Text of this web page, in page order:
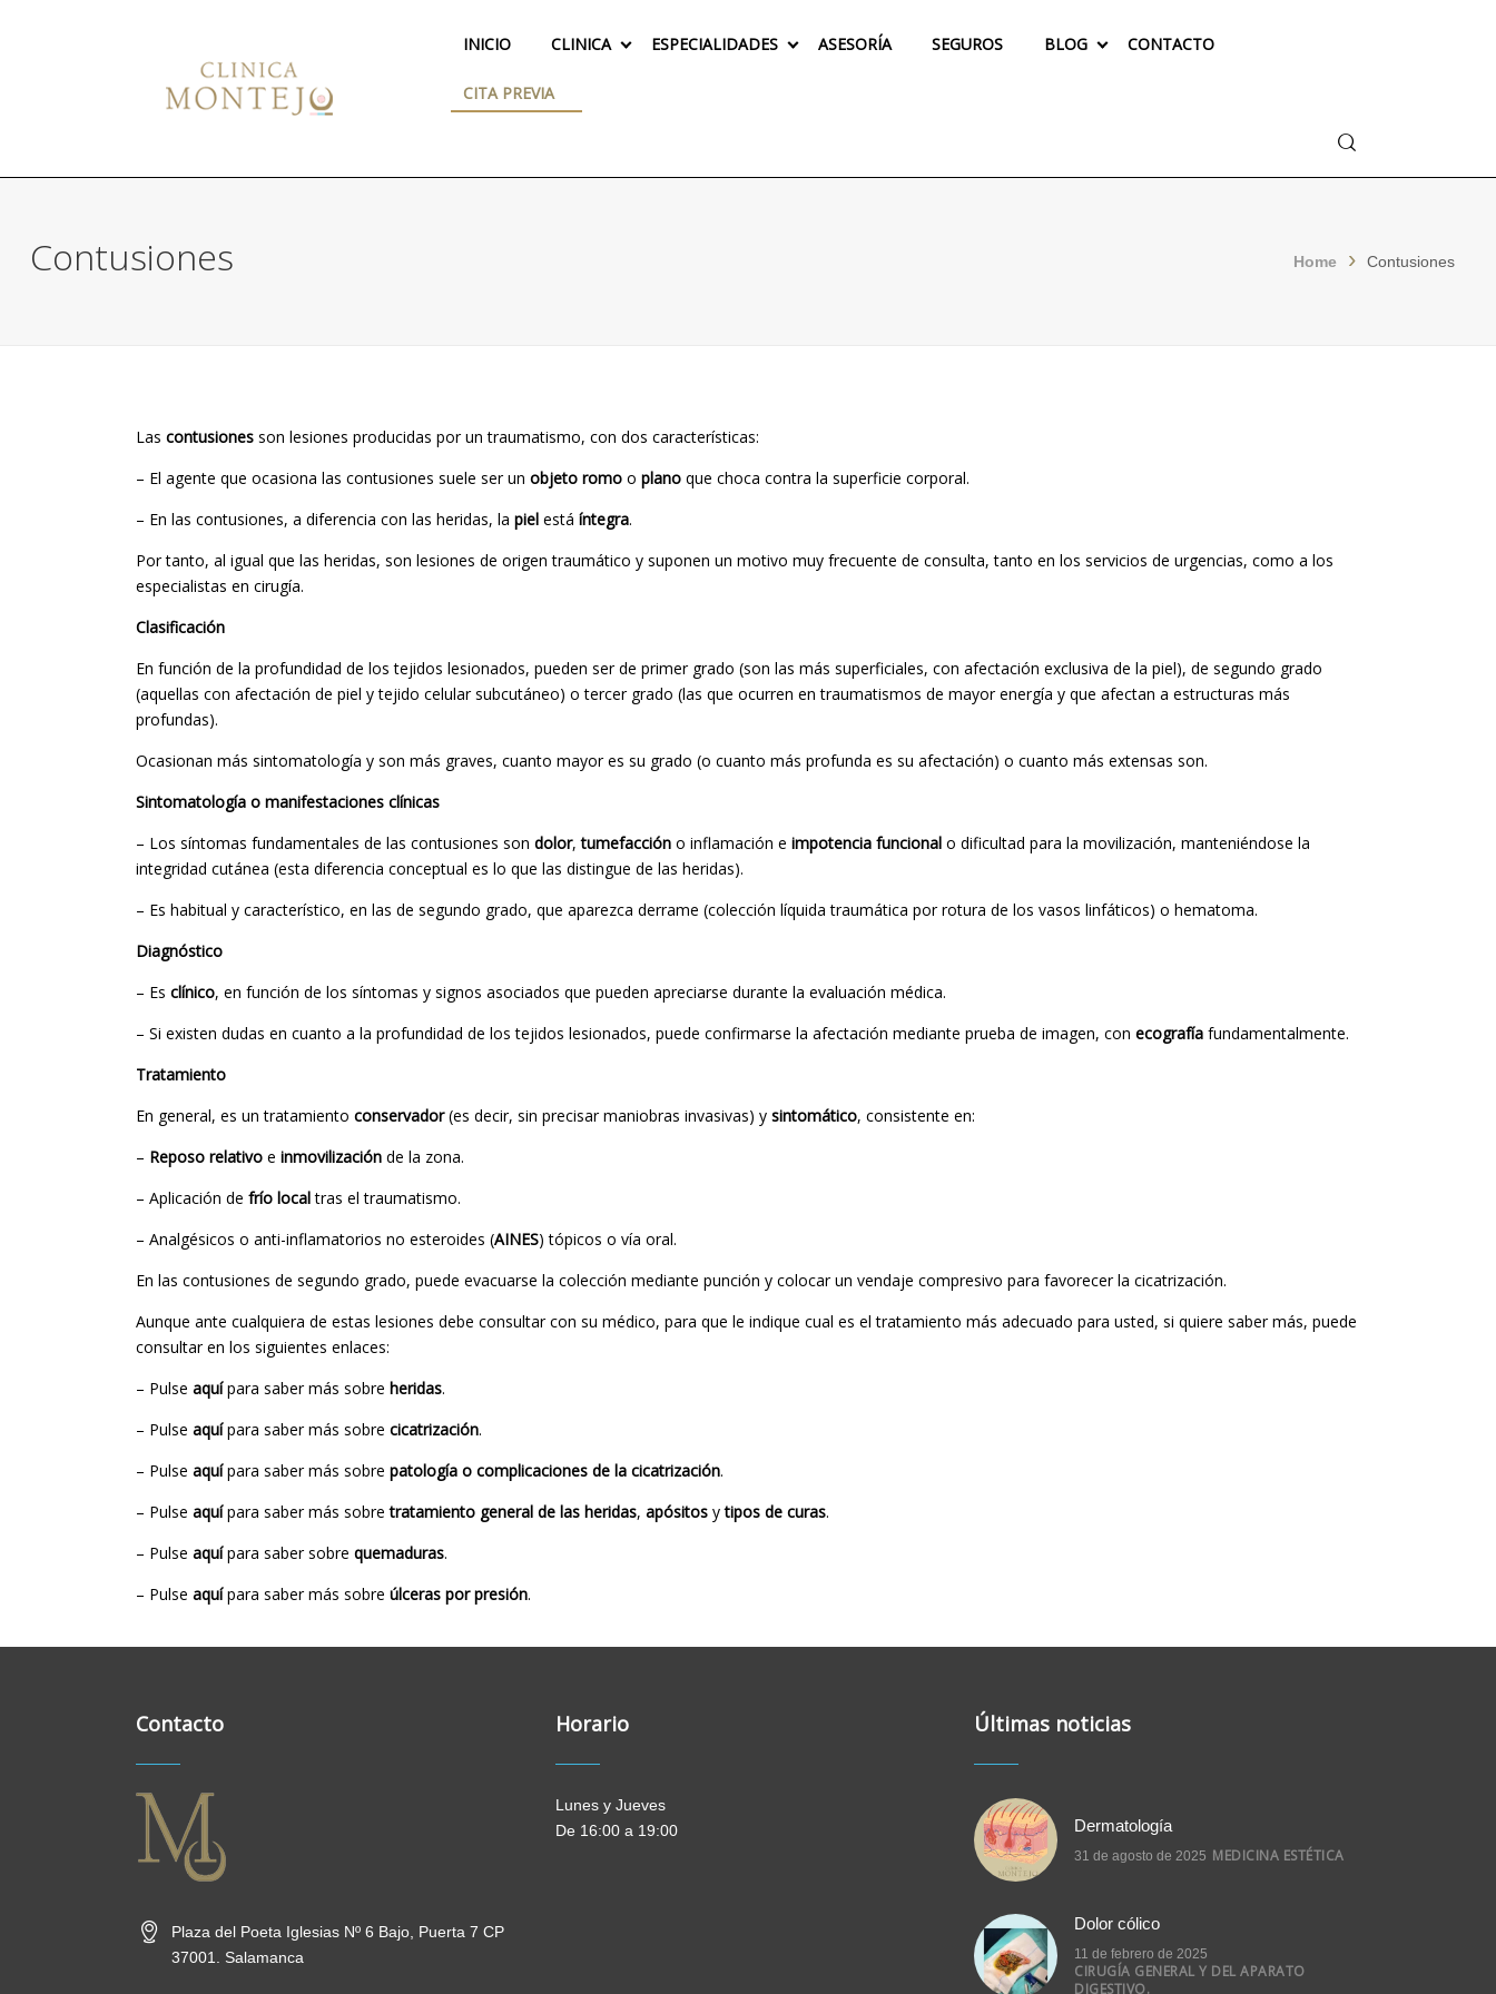
INICIO CLINICA ESPECIALIDADES ASESORÍA SEGUROS BLOG CONTACTO
CITA PREVIA
Buscar
Contusiones Home Contusiones
Las contusiones son lesiones producidas por un traumatismo, con dos características:
– El agente que ocasiona las contusiones suele ser un objeto romo o plano que choca contra la superficie corporal.
– En las contusiones, a diferencia con las heridas, la piel está íntegra.
Por tanto, al igual que las heridas, son lesiones de origen traumático y suponen un motivo muy frecuente de consulta, tanto en los servicios de urgencias, como a los
especialistas en cirugía.
Clasificación
En función de la profundidad de los tejidos lesionados, pueden ser de primer grado (son las más superficiales, con afectación exclusiva de la piel), de segundo grado
(aquellas con afectación de piel y tejido celular subcutáneo) o tercer grado (las que ocurren en traumatismos de mayor energía y que afectan a estructuras más
profundas).
Ocasionan más sintomatología y son más graves, cuanto mayor es su grado (o cuanto más profunda es su afectación) o cuanto más extensas son.
Sintomatología o manifestaciones clínicas
– Los síntomas fundamentales de las contusiones son dolor,tumefacción o inflamación e impotencia funcional o dificultad para la movilización, manteniéndose la
integridad cutánea (esta diferencia conceptual es lo que las distingue de las heridas).
– Es habitual y característico, en las de segundo grado, que aparezca derrame (colección líquida traumática por rotura de los vasos linfáticos) o hematoma.
Diagnóstico
– Es clínico, en función de los síntomas y signos asociados que pueden apreciarse durante la evaluación médica.
– Si existen dudas en cuanto a la profundidad de los tejidos lesionados, puede confirmarse la afectación mediante prueba de imagen, con ecografía fundamentalmente.
Tratamiento
En general, es un tratamiento conservador(es decir, sin precisar maniobras invasivas) y sintomático, consistente en:
– Reposo relativo e inmovilización de la zona.
– Aplicación de frío localtras el traumatismo.
– Analgésicos o anti-inflamatorios no esteroides (AINES) tópicos o vía oral.
En las contusiones de segundo grado, puede evacuarse la colección mediante punción y colocar un vendaje compresivo para favorecer la cicatrización.
Aunque ante cualquiera de estas lesiones debe consultar con su médico, para que le indique cual es el tratamiento más adecuado para usted, si quiere saber más, puede
consultar en los siguientes enlaces:
– Pulse aquípara saber más sobre heridas.
– Pulse aquí para saber más sobre cicatrización.
– Pulse aquípara saber más sobre patología o complicaciones de la cicatrización.
– Pulse aquí para saber más sobretratamiento general de las heridas, apósitos ytipos de curas.
– Pulse aquípara saber sobre quemaduras.
– Pulse aquípara saber más sobre úlceras por presión.
Contacto
Plaza del Poeta Iglesias Nº 6 Bajo, Puerta 7 CP
37001. Salamanca
Horario
Lunes y Jueves
De 16:00 a 19:00
Últimas noticias
MEDICINA ESTÉTICA
31 de agosto de 2025
Dermatología
CIRUGÍA GENERAL Y DEL APARATO
DIGESTIVO.
11 de febrero de 2025
Dolor cólico